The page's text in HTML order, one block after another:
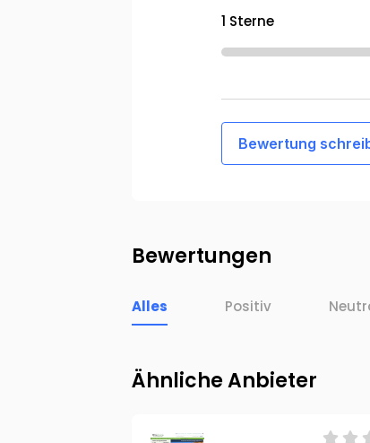
1 Sterne
Bewertung
Bewertungen
Alles Positiv
Ähnliche Anbieter